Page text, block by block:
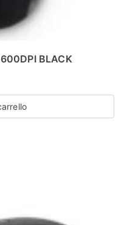
BLACK